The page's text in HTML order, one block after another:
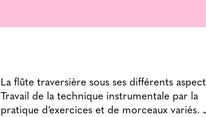
La flûte traversière sous ses différents
Travail de la technique instrumentale par la
pratique d’exercices et de morceaux variés.